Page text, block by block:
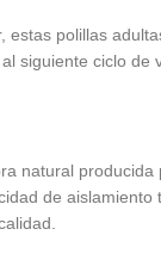
polillas
siguiente ciclo de
natural
de